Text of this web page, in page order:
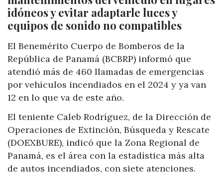
idóneos y evitar adaptarle luces y
equipos de sonido no compatibles
El Benemérito Cuerpo de Bomberos de la
República de Panamá (BCBRP) informó que
atendió más de 460 llamadas de emergencias
por vehículos incendiados en el 2024 y ya van
12 en lo que va de este año.
El teniente Caleb Rodríguez, de la Dirección de
Operaciones de Extinción, Búsqueda y Rescate
(DOEXBURE), indicó que la Zona Regional de
Panamá, es el área con la estadística más alta
de autos incendiados, con siete atenciones.